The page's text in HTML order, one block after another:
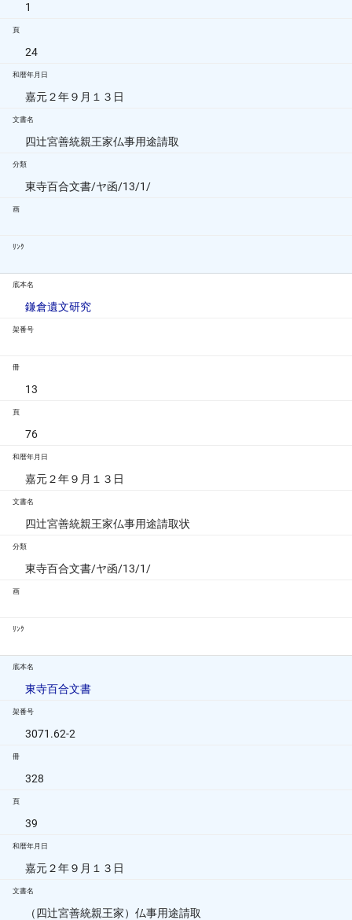
1
頁
24
和暦年月日
嘉元２年９月１３日
文書名
四辻宮善統親王家仏事用途請取
分類
東寺百合文書/ヤ函/13/1/
画
ﾘﾝｸ
底本名
鎌倉遺文研究
架番号
冊
13
頁
76
和暦年月日
嘉元２年９月１３日
文書名
四辻宮善統親王家仏事用途請取状
分類
東寺百合文書/ヤ函/13/1/
画
ﾘﾝｸ
底本名
東寺百合文書
架番号
3071.62-2
冊
328
頁
39
和暦年月日
嘉元２年９月１３日
文書名
（四辻宮善統親王家）仏事用途請取